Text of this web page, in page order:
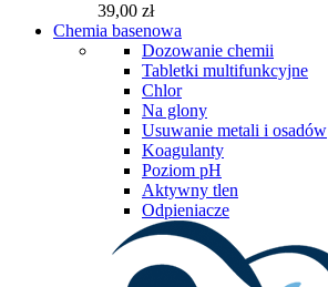
39,00 zł
Chemia basenowa
Dozowanie chemii
Tabletki multifunkcyjne
Chlor
Na glony
Usuwanie metali i osadów
Koagulanty
Poziom pH
Aktywny tlen
Odpieniacze